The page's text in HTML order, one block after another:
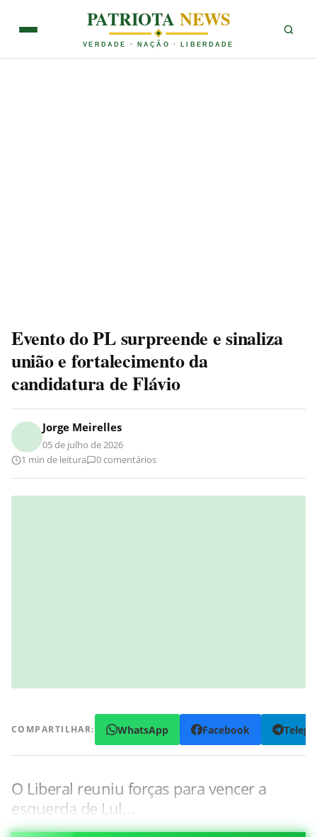
PATRIOTANEWS
VERDADE · NAÇÃO · LIBERDADE
Evento do PL surpreende e sinaliza
união e fortalecimento da
candidatura de Flávio
Jorge Meirelles
05 de julho de 2026
1 min de leitura
0 comentários
COMPARTILHAR: WhatsApp Facebook
O Liberal reuniu forças para vencer a
esquerda de Lul…